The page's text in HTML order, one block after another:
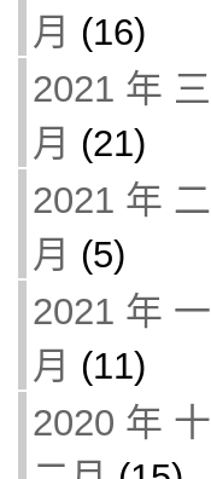
月 (16)
2021 年 三
月 (21)
2021 年 二
月 (5)
2021 年 一
月 (11)
2020 年 十